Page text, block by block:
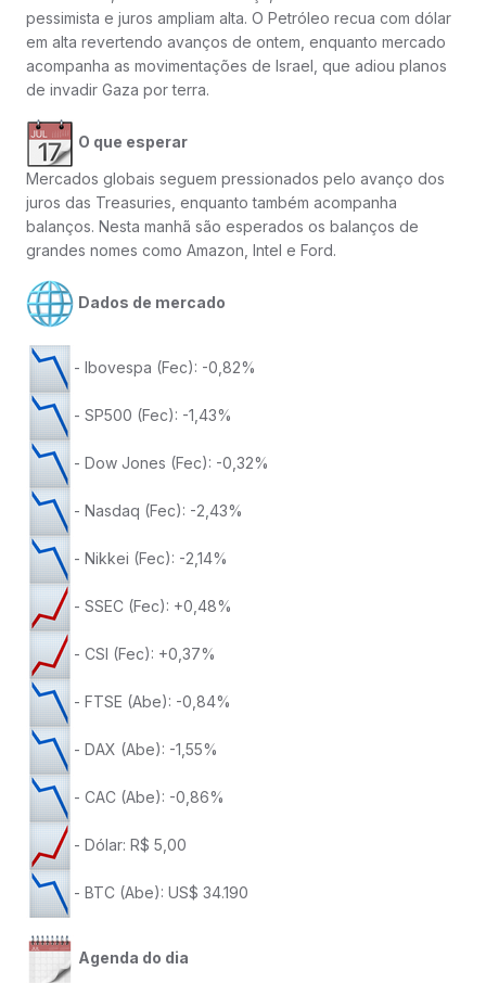
pessimista e juros ampliam alta. O Petróleo recua com dólar
em alta revertendo avanços de ontem, enquanto mercado
acompanha as movimentações de Israel, que adiou planos
de invadir Gaza por terra.
O que esperar
Mercados globais seguem pressionados pelo avanço dos
juros das Treasuries, enquanto também acompanha
balanços. Nesta manhã são esperados os balanços de
grandes nomes como Amazon, Intel e Ford.
Dados de mercado
- Ibovespa (Fec): -0,82%
- SP500 (Fec): -1,43%
- Dow Jones (Fec): -0,32%
- Nasdaq (Fec): -2,43%
- Nikkei (Fec): -2,14%
- SSEC (Fec): +0,48%
- CSI (Fec): +0,37%
- FTSE (Abe): -0,84%
- DAX (Abe): -1,55%
- CAC (Abe): -0,86%
- Dólar: R$ 5,00
- BTC (Abe): US$ 34.190
Agenda do dia